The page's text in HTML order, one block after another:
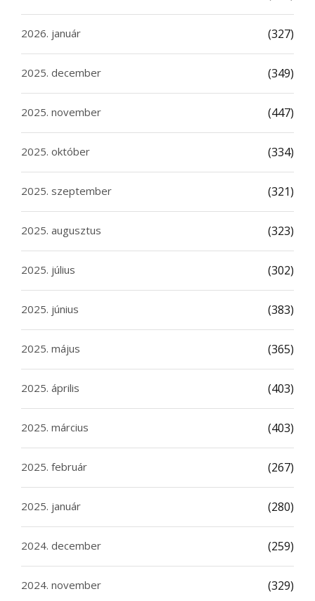
2026. január (327)
2025. december (349)
2025. november (447)
2025. október (334)
2025. szeptember (321)
2025. augusztus (323)
2025. július (302)
2025. június (383)
2025. május (365)
2025. április (403)
2025. március (403)
2025. február (267)
2025. január (280)
2024. december (259)
2024. november (329)